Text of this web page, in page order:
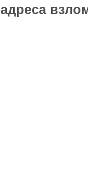
адреса